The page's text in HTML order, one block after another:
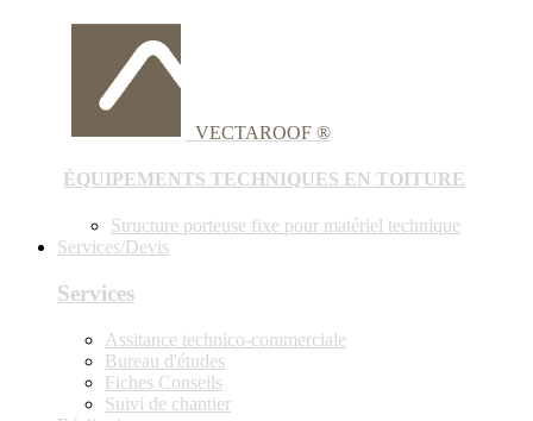
VECTAROOF ®
ÉQUIPEMENTS TECHNIQUES EN TOITURE
Structure porteuse fixe pour matériel technique
Services/Devis
Services
Assitance technico-commerciale
Bureau d'études
Fiches Conseils
Suivi de chantier